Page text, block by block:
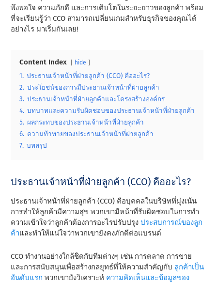
พึงพอใจ ความภักดี และการเติบโตในระยะยาวของลูกค้า พร้อม
ที่จะเรียนรู้ว่า CCO สามารถเปลี่ยนเกมสําหรับธุรกิจของคุณได้
อย่างไร มาเริ่มกันเลย!
Content Index hide
1. ประธานเจ้าหน้าที่ฝ่ายลูกค้า (CCO) คืออะไร?
2. ประโยชน์ของการมีประธานเจ้าหน้าที่ฝ่ายลูกค้า
3. ประธานเจ้าหน้าที่ฝ่ายลูกค้าและโครงสร้างองค์กร
4. บทบาทและความรับผิดชอบของประธานเจ้าหน้าที่ฝ่ายลูกค้า
5. ผลกระทบของประธานเจ้าหน้าที่ฝ่ายลูกค้า
6. ความท้าทายของประธานเจ้าหน้าที่ฝ่ายลูกค้า
7. บทสรุป
ประธานเจ้าหน้าที่ฝ่ายลูกค้า (CCO) คืออะไร?
ประธานเจ้าหน้าที่ฝ่ายลูกค้า (CCO) คือบุคคลในบริษัทที่มุ่งเน้น
การทําให้ลูกค้ามีความสุข พวกเขามีหน้าที่รับผิดชอบในการทํา
ความเข้าใจว่าลูกค้าต้องการอะไรปรับปรุงประสบการณ์ของลูก
ค้าและทําให้แน่ใจว่าพวกเขายังคงภักดีต่อแบรนด์
CCO ทํางานอย่างใกล้ชิดกับทีมต่างๆ เช่น การตลาด การขาย
และการสนับสนุนเพื่อสร้างกลยุทธ์ที่ให้ความสําคัญกับ ลูกค้าเป็น
อันดับแรก พวกเขายังวิเคราะห์ ความคิดเห็นและข้อมูลของ